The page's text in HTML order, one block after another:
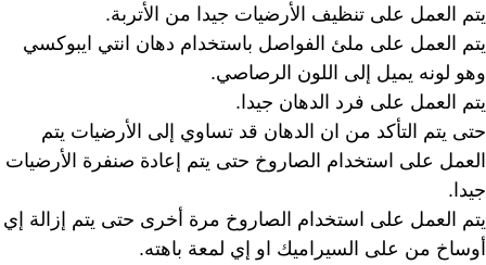
يتم العمل على تنظيف الأرضيات جيدا من الأتربة.
يتم العمل على ملئ الفواصل باستخدام دهان انتي ايبوكسي
وهو لونه يميل إلى اللون الرصاصي.
يتم العمل على فرد الدهان جيدا.
حتى يتم التأكد من ان الدهان قد تساوي إلى الأرضيات يتم
العمل على استخدام الصاروخ حتى يتم إعادة صنفرة الأرضيات
جيدا.
يتم العمل على استخدام الصاروخ مرة أخرى حتى يتم إزالة إي
أوساخ من على السيراميك او إي لمعة باهته.